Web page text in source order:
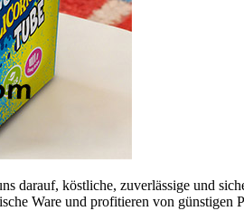
köstliche, zuverlässige und
Ware und profitieren von günstigen